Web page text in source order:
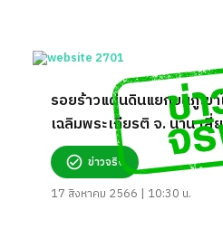
รอยร้าวแผ่นดินแยกบนภูเข
เฉลิมพระเกียรติ จ. น่าน เ
หรือ?
ข่าวจริง
17 สิงหาคม 2566 | 10:30 น.